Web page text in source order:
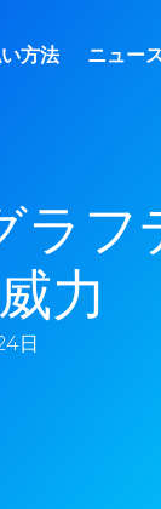
方法 ニュー
ラフ
力
日